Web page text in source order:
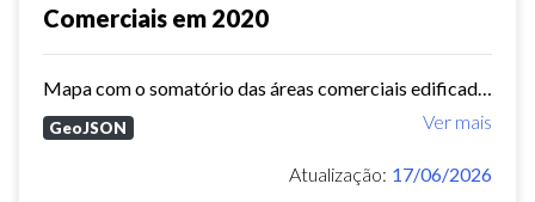
Comerciais em 2020
Ver mais
GeoJSON
Atualização: 17/06/2026